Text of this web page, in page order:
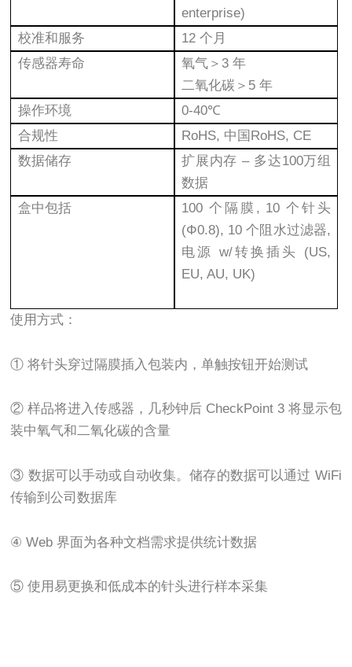
enterprise)
校准和服务
12 个月
传感器寿命
氧气＞3 年
二氧化碳＞5 年
操作环境
0-40℃
合规性
RoHS, 中国RoHS, CE
数据储存
扩展内存 – 多达100万组
数据
盒中包括
100 个隔膜, 10 个针头
(Φ0.8), 10 个阻水过滤器,
电源 w/转换插头 (US,
EU, AU, UK)
使用方式：
① 将针头穿过隔膜插入包装内，单触按钮开始测试
② 样品将进入传感器，几秒钟后 CheckPoint 3 将显示包
装中氧气和二氧化碳的含量
③ 数据可以手动或自动收集。储存的数据可以通过 WiFi
传输到公司数据库
④ Web 界面为各种文档需求提供统计数据
⑤ 使用易更换和低成本的针头进行样本采集